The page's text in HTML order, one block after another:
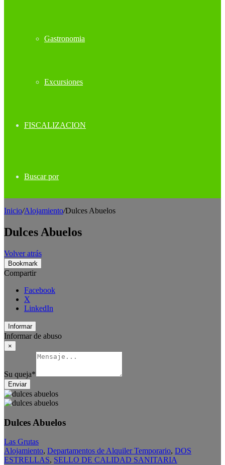
Gastronomia
Excursiones
FISCALIZACION
Buscar por
Inicio/Alojamiento/Dulces Abuelos
Dulces Abuelos
Volver atrás
Bookmark
Compartir
Facebook
X
LinkedIn
Informar
Informar de abuso
×
Su queja*
Enviar
Dulces Abuelos
Las Grutas
Alojamiento, Departamentos de Alquiler Temporario, DOS
ESTRELLAS, SELLO DE CALIDAD SANITARIA